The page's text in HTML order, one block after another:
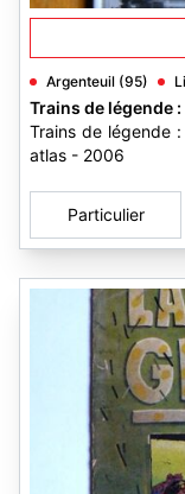
Argenteuil (95)
Trains de légende
Trains de légende
atlas - 2006
Particulier